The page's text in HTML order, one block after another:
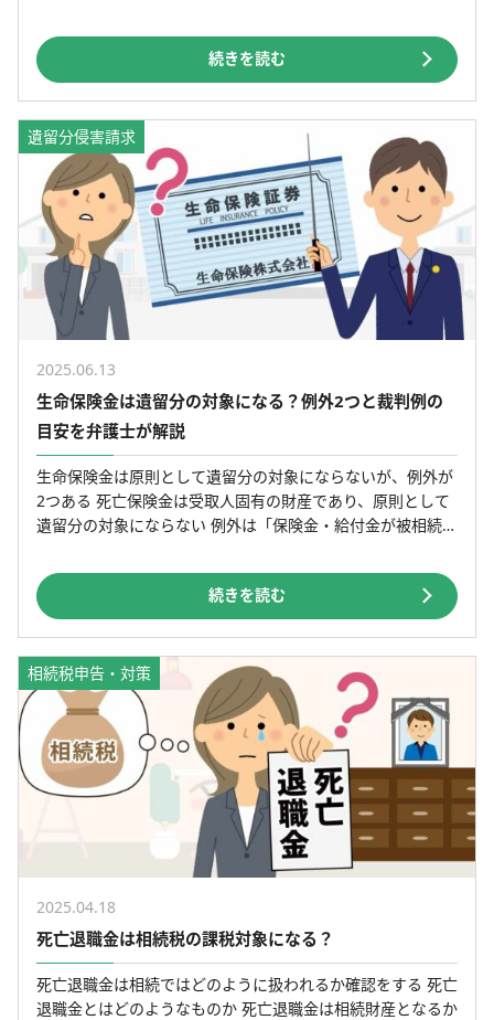
[…]
続きを読む
遺留分侵害請求
2025.06.13
生命保険金は遺留分の対象になる？例外2つと裁判例の
目安を弁護士が解説
生命保険金は原則として遺留分の対象にならないが、例外が
2つある 死亡保険金は受取人固有の財産であり、原則として
遺留分の対象にならない 例外は「保険金・給付金が被相続人
[…]
続きを読む
相続税申告・対策
2025.04.18
死亡退職金は相続税の課税対象になる？
死亡退職金は相続ではどのように扱われるか確認をする 死亡
退職金とはどのようなものか 死亡退職金は相続財産となるか